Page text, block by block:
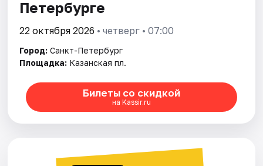
Петербурге
22 октября 2026 • четверг • 07:00
Город: Санкт-Петербург
Площадка: Казанская пл.
Билеты со скидкой
на Kassir.ru